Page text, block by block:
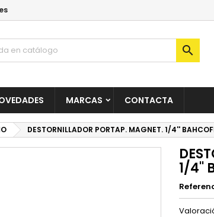

MARCAS CONTACTA
DESTORNILLADOR PORTAP. MAGNET. 1/4''
1/4''